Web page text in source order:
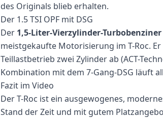
des Originals blieb erhalten.
Der 1.5 TSI OPF mit DSG
Der 1,5-Liter-Vierzylinder-Turbobenziner
meistgekaufte Motorisierung im T-Roc.
Teillastbetrieb zwei Zylinder ab (ACT-
Kombination mit dem 7-Gang-DSG läuft
Fazit im Video
Der T-Roc ist ein ausgewogenes,
Stand der Zeit und mit gutem